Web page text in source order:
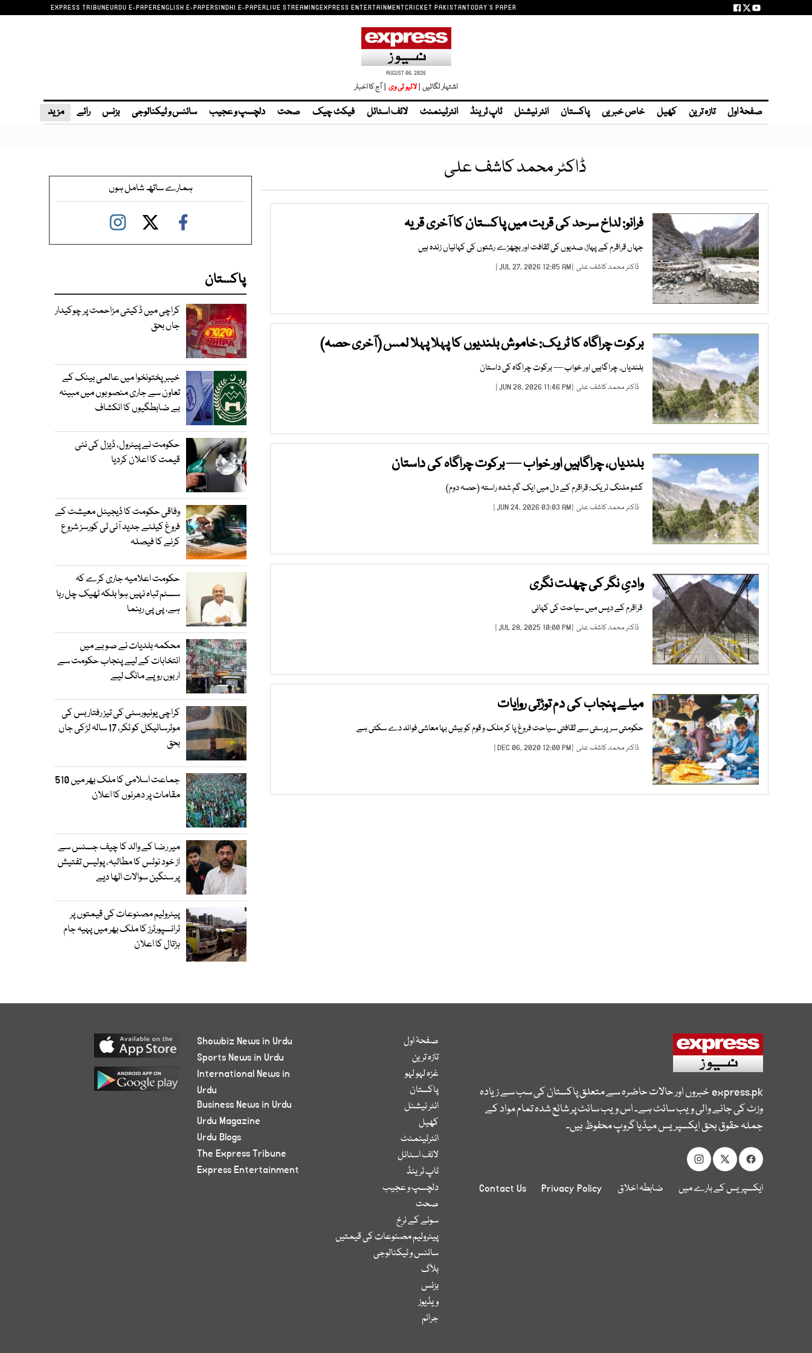
EXPRESS TRIBUNEURDU E-PAPERENGLISH E-PAPERSINDHI E-PAPERLIVE STREAMINGEXPRESS ENTERTAINMENTCRICKET PAKISTANTODAY'S PAPER
AUGUST 06, 2026
اشتہار لگائیں | | آج کا اخبار
صفحۂ اول تازہ ترین کھیل خاص خبریں پاکستان انٹر نیشنل ٹاپ ٹرینڈ انٹرٹینمنٹ لائف اسٹائل فیکٹ چیک صحت دلچسپ و عجیب سائنس و ٹیکنالوجی بزنس رائے مزید
ڈاکٹر محمد کاشف علی
فرانو: لداخ سرحد کی قربت میں پاکستان کا آخری قریہ
جہاں قراقرم کے پہاڑ، صدیوں کی ثقافت اور بچھڑے رشتوں کی کہانیاں زندہ ہیں
ڈاکٹر محمد کاشف علی | JUL 27, 2026 12:05 AM |
برکوت چراگاہ کا ٹریک: خاموش بلندیوں کا پہلا پہلا لمس (آخری حصہ)
بلندیاں، چراگاہیں اور خواب — برکوت چراگاہ کی داستان
ڈاکٹر محمد کاشف علی | JUN 28, 2026 11:46 PM |
بلندیاں، چراگاہیں اور خواب — برکوت چراگاہ کی داستان
گشو ملنگ ٹریک: قراقرم کے دل میں ایک گم شدہ راستہ (حصہ دوم)
ڈاکٹر محمد کاشف علی | JUN 24, 2026 03:03 AM |
وادیِ نگر کی چھلت نگری
قراقرم کے دیس میں سیاحت کی کہانی
ڈاکٹر محمد کاشف علی | JUL 28, 2025 10:00 PM |
میلے پنجاب کی دم توڑتی روایات
حکومتی سرپرستی سے ثقافتی سیاحت فروغ پا کر ملک و قوم کو بیش بہا معاشی فوائد دے سکتی ہے
ڈاکٹر محمد کاشف علی | DEC 06, 2020 12:00 PM |
ہمارے ساتھ شامل ہوں
پاکستان
کراچی میں ڈکیتی مزاحمت پر چوکیدار
جاں بحق
خیبرپختونخوا میں عالمی بینک کے
تعاون سے جاری منصوبوں میں مبینہ
بے ضابطگیوں کا انکشاف
حکومت نے پیٹرول، ڈیزل کی نئی
قیمت کا اعلان کردیا
وفاقی حکومت کا ڈیجیٹل معیشت کے
فروغ کیلئے جدید آئی ٹی کورسز شروع
کرنے کا فیصلہ
حکومت اعلامیہ جاری کرے کہ
سسٹم تباہ نہیں ہوا بلکہ ٹھیک چل رہا
ہے، پی پی رہنما
محکمہ بلدیات نے صوبے میں
انتخابات کے لیے پنجاب حکومت سے
اربوں روپے مانگ لیے
کراچی یونیورسٹی کی تیز رفتار بس کی
موٹرسائیکل کو ٹکر، 17 سالہ لڑکی جاں
بحق
جماعت اسلامی کا ملک بھر میں 510
مقامات پر دھرنوں کا اعلان
میر رضا کے والد کا چیف جسٹس سے
از خود نوٹس کا مطالبہ، پولیس تفتیش
پر سنگین سوالات اٹھا دیے
پیٹرولیم مصنوعات کی قیمتوں پر
ٹرانسپورٹرز کا ملک بھر میں پہیہ جام
ہڑتال کا اعلان
express.pkخبروں اور حالات حاضرہ سے متعلق پاکستان کی سب سے زیادہ
وزٹ کی جانے والی ویب سائٹ ہے۔ اس ویب سائٹ پر شائع شدہ تمام مواد کے
جملہ حقوق بحق ایکسپریس میڈیا گروپ محفوظ ہیں۔
ایکسپریس کے بارے میں ضابطہ اخلاق Privacy Policy
Contact Us
صفحۂ اول
تازہ ترین
غزہ لہو لہو
پاکستان
انٹر نیشنل
کھیل
انٹرٹینمنٹ
لائف اسٹائل
ٹاپ ٹرینڈ
دلچسپ و عجیب
صحت
سونے کے نرخ
پیٹرولیم مصنوعات کی قیمتیں
سائنس و ٹیکنالوجی
بلاگ
بزنس
ویڈیوز
جرائم
Showbiz News in Urdu
Sports News in Urdu
International News in
Urdu
Business News in Urdu
Urdu Magazine
Urdu Blogs
The Express Tribune
Express Entertainment